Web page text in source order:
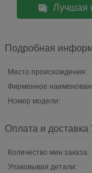
Лучшая
Подробная
Место происхождения:
Фирменное
Номер модели:
Оплата и доставка
Количество мин заказа:
Упаковывая детали: